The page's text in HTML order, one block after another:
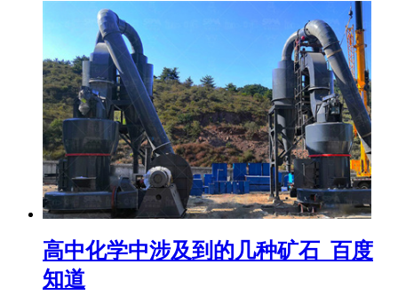
高中化学中涉及到的几种矿石_百度
知道